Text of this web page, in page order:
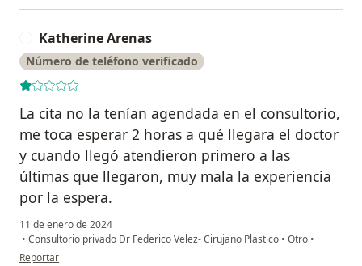
Katherine Arenas
Número de teléfono verificado
La cita no la tenían agendada en el consultorio,
me toca esperar 2 horas a qué llegara el doctor
y cuando llegó atendieron primero a las
últimas que llegaron, muy mala la experiencia
por la espera.
11 de enero de 2024
• Consultorio privado Dr Federico Velez- Cirujano Plastico • Otro •
en opinión del usuario Katherine Arenas
Reportar